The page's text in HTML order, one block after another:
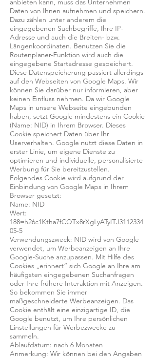
anbieten kann, muss das Unternehmen
Daten von Ihnen aufnehmen und speichern.
Dazu zählen unter anderem die
eingegebenen Suchbegriffe, Ihre IP-
Adresse und auch die Breiten- bzw.
Längenkoordinaten. Benutzen Sie die
Routenplaner-Funktion wird auch die
eingegebene Startadresse gespeichert.
Diese Datenspeicherung passiert allerdings
auf den Webseiten von Google Maps. Wir
können Sie darüber nur informieren, aber
keinen Einfluss nehmen. Da wir Google
Maps in unsere Webseite eingebunden
haben, setzt Google mindestens ein Cookie
(Name: NID) in Ihrem Browser. Dieses
Cookie speichert Daten über Ihr
Userverhalten. Google nutzt diese Daten in
erster Linie, um eigene Dienste zu
optimieren und individuelle, personalisierte
Werbung für Sie bereitzustellen.
Folgendes Cookie wird aufgrund der
Einbindung von Google Maps in Ihrem
Browser gesetzt:
Name: NID
Wert:
188=h26c1Ktha7fCQTx8rXgLyATyITJ3112334
05-5
Verwendungszweck: NID wird von Google
verwendet, um Werbeanzeigen an Ihre
Google-Suche anzupassen. Mit Hilfe des
Cookies „erinnert“ sich Google an Ihre am
häufigsten eingegebenen Suchanfragen
oder Ihre frühere Interaktion mit Anzeigen.
So bekommen Sie immer
maßgeschneiderte Werbeanzeigen. Das
Cookie enthält eine einzigartige ID, die
Google benutzt, um Ihre persönlichen
Einstellungen für Werbezwecke zu
sammeln.
Ablaufdatum: nach 6 Monaten
Anmerkung: Wir können bei den Angaben